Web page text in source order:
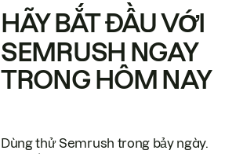
HÃY BẮT ĐẦU VỚI
SEMRUSH NGAY
TRONG HÔM NAY
Dùng thử Semrush trong bảy ngày.